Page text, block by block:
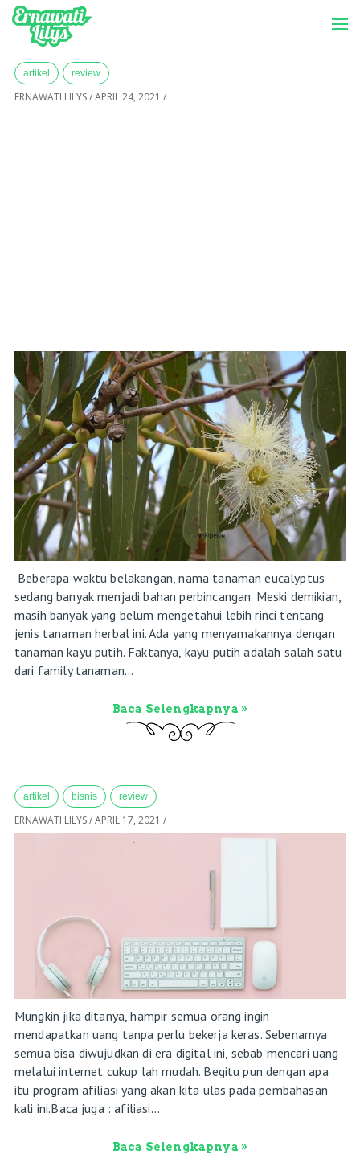
-->
Home»Archives for April 2021
artikel review
ERNAWATI LILYS/APRIL 24, 2021 /
Beberapa waktu belakangan, nama tanaman eucalyptus
sedang banyak menjadi bahan perbincangan. Meski demikian,
masih banyak yang belum mengetahui lebih rinci tentang
jenis tanaman herbal ini. Ada yang menyamakannya dengan
tanaman kayu putih. Faktanya, kayu putih adalah salah satu
dari family tanaman...
Baca Selengkapnya »
artikel bisnis review
ERNAWATI LILYS/APRIL 17, 2021 /
Mungkin jika ditanya, hampir semua orang ingin
mendapatkan uang tanpa perlu bekerja keras. Sebenarnya
semua bisa diwujudkan di era digital ini, sebab mencari uang
melalui internet cukup lah mudah. Begitu pun dengan apa
itu program afiliasi yang akan kita ulas pada pembahasan
kali ini.Baca juga : afiliasi...
Baca Selengkapnya »